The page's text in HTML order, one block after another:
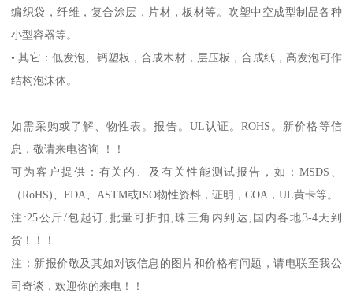
编织袋，纤维，复合涂层，片材，板材等。吹塑中空成型制品各种
小型容器等。
•其它：低发泡、钙塑板，合成木材，层压板，合成纸，高发泡可作
结构泡沫体。
如需采购或了解、物性表。报告。 UL认证。ROHS 。新价格等信
息，敬请来电咨询 ！！
可为客户提供：有关的、及有关性能测试报告，如： MSDS
（RoHS) 、FDA ASTM或ISO物性资料，证明，COA ，UL黄卡等。
注 :25公斤/包起订 批量可折扣 珠三角内到达 国内各地3-4天到
货！！！
注：新报价敬及其如对该信息的图片和价格有问题，请电联至我公
司奇谈，欢迎你的来电！！